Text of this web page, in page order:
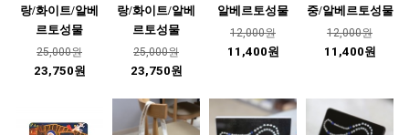
랑/화이트/알베
르토성물
25,000원
23,750원
랑/화이트/알베
르토성물
25,000원
23,750원
알베르토성물
12,000원
11,400원
중/알베르토성물
12,000원
11,400원